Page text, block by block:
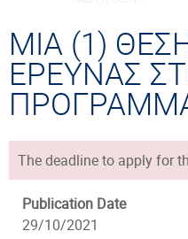
ΜΙΑ (1)
ΕΡΕΥΝΑΣ
The deadline to apply for
Publication Date
29/10/2021